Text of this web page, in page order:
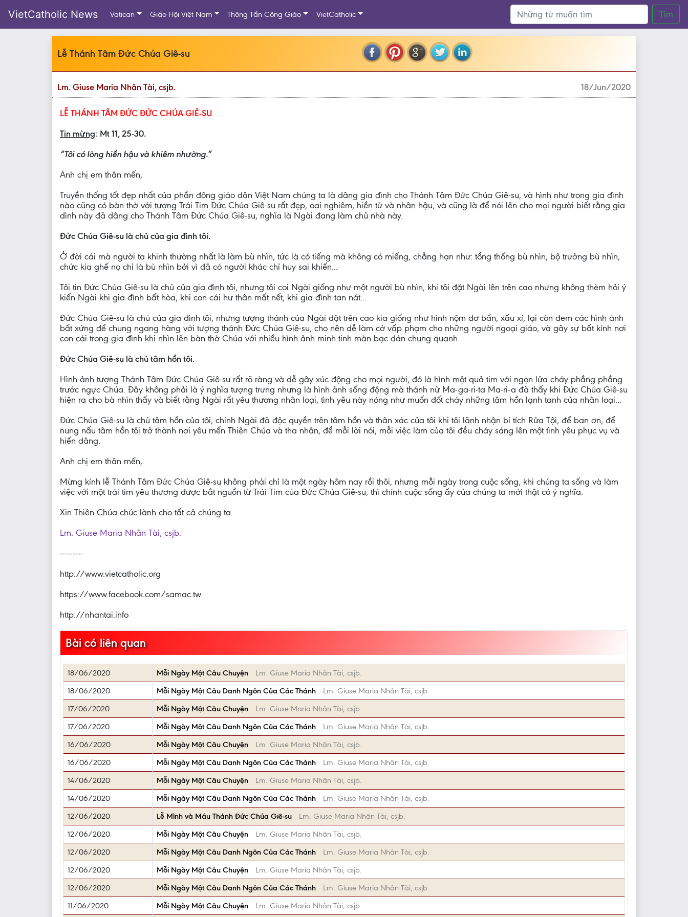
VietCatholic News Vatican Giáo Hội Việt Nam Thông Tấn Công Giáo VietCatholic Tìm
Lễ Thánh Tâm Đức Chúa Giê-su
Lm. Giuse Maria Nhân Tài, csjb. 18/Jun/2020
LỄ THÁNH TÂM ĐỨC ĐỨC CHÚA GIÊ-SU
Tin mừng: Mt 11, 25-30.
“Tôi có lòng hiền hậu và khiêm nhường.”
Anh chị em thân mến,
Truyền thống tốt đẹp nhất của phần đông giáo dân Việt Nam chúng ta là dâng gia đình cho Thánh Tâm Đức Chúa Giê-su, và hình như trong gia đình
nào cũng có bàn thờ với tượng Trái Tim Đức Chúa Giê-su rất đẹp, oai nghiêm, hiền từ và nhân hậu, và cũng là để nói lên cho mọi người biết rằng gia
dình này đã dâng cho Thánh Tâm Đức Chúa Giê-su, nghĩa là Ngài đang làm chủ nhà này.
Đức Chúa Giê-su là chủ của gia đình tôi.
Ở đời cái mà người ta khinh thường nhất là làm bù nhìn, tức là có tiếng mà không có miếng, chẳng hạn như: tổng thống bù nhìn, bộ trưởng bù nhìn,
chức kia ghế nọ chỉ là bù nhìn bởi vì đã có người khác chỉ huy sai khiến...
Tôi tin Đức Chúa Giê-su là chủ của gia đình tôi, nhưng tôi coi Ngài giống như một người bù nhìn, khi tôi đặt Ngài lên trên cao nhưng không thèm hỏi ý
kiến Ngài khi gia đình bất hòa, khi con cái hư thân mất nết, khi gia đình tan nát...
Đức Chúa Giê-su là chủ của gia đình tôi, nhưng tượng thánh của Ngài đặt trên cao kia giống như hình nộm dơ bẩn, xấu xí, lại còn đem các hình ảnh
bất xứng để chung ngang hàng với tượng thánh Đức Chúa Giê-su, cho nên dễ làm cớ vấp phạm cho những người ngoại giáo, và gây sự bất kính nơi
con cái trong gia đình khi nhìn lên bàn thờ Chúa với nhiều hình ảnh minh tinh màn bạc dán chung quanh.
Đức Chúa Giê-su là chủ tâm hồn tôi.
Hình ảnh tượng Thánh Tâm Đức Chúa Giê-su rất rõ ràng và dễ gây xúc động cho mọi người, đó là hình một quả tim với ngọn lửa cháy phầng phầng
trước ngực Chúa. Đây không phải là ý nghĩa tượng trưng nhưng là hình ảnh sống động mà thánh nữ Ma-ga-ri-ta Ma-ri-a đã thấy khi Đức Chúa Giê-su
hiện ra cho bà nhìn thấy và biết rằng Ngài rất yêu thương nhân loại, tình yêu này nóng như muốn đốt cháy những tâm hồn lạnh tanh của nhân loại...
Đức Chúa Giê-su là chủ tâm hồn của tôi, chính Ngài đã độc quyền trên tâm hồn và thân xác của tôi khi tôi lãnh nhận bí tích Rửa Tội, để ban ơn, để
nung nấu tâm hồn tôi trở thành nơi yêu mến Thiên Chúa và tha nhân, để mỗi lời nói, mỗi việc làm của tôi đều cháy sáng lên một tình yêu phục vụ và
hiến dâng.
Anh chị em thân mến,
Mừng kính lễ Thánh Tâm Đức Chúa Giê-su không phải chỉ là một ngày hôm nay rồi thôi, nhưng mỗi ngày trong cuộc sống, khi chúng ta sống và làm
việc với một trái tim yêu thương được bắt nguồn từ Trái Tim của Đức Chúa Giê-su, thì chính cuộc sống ấy của chúng ta mới thật có ý nghĩa.
Xin Thiên Chúa chúc lành cho tất cả chúng ta.
Lm. Giuse Maria Nhân Tài, csjb.
---------
http://www.vietcatholic.org
https://www.facebook.com/samac.tw
http://nhantai.info
Bài có liên quan
18/06/2020 Mỗi Ngày Một Câu Chuyện
Lm. Giuse Maria Nhân Tài, csjb.
18/06/2020
Mỗi Ngày Một Câu Danh Ngôn Của Các Thánh
Lm. Giuse Maria Nhân Tài, csjb.
17/06/2020
Mỗi Ngày Một Câu Chuyện
Lm. Giuse Maria Nhân Tài, csjb.
17/06/2020
Mỗi Ngày Một Câu Danh Ngôn Của Các Thánh
Lm. Giuse Maria Nhân Tài, csjb.
16/06/2020
Mỗi Ngày Một Câu Chuyện
Lm. Giuse Maria Nhân Tài, csjb.
16/06/2020
Mỗi Ngày Một Câu Danh Ngôn Của Các Thánh
Lm. Giuse Maria Nhân Tài, csjb.
14/06/2020
Mỗi Ngày Một Câu Chuyện
Lm. Giuse Maria Nhân Tài, csjb.
14/06/2020
Mỗi Ngày Một Câu Danh Ngôn Của Các Thánh
Lm. Giuse Maria Nhân Tài, csjb.
12/06/2020
Lễ Mình và Máu Thánh Đức Chúa Giê-su
Lm. Giuse Maria Nhân Tài, csjb.
12/06/2020
Mỗi Ngày Một Câu Chuyện
Lm. Giuse Maria Nhân Tài, csjb.
12/06/2020
Mỗi Ngày Một Câu Danh Ngôn Của Các Thánh
Lm. Giuse Maria Nhân Tài, csjb.
12/06/2020
Mỗi Ngày Một Câu Chuyện
Lm. Giuse Maria Nhân Tài, csjb.
12/06/2020
Mỗi Ngày Một Câu Danh Ngôn Của Các Thánh
Lm. Giuse Maria Nhân Tài, csjb.
11/06/2020
Mỗi Ngày Một Câu Chuyện Lm. Giuse Maria Nhân Tài, csjb.